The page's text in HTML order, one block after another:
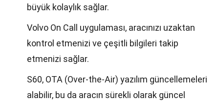
büyük kolaylık sağlar.
Volvo On Call uygulaması, aracınızı uzaktan
kontrol etmenizi ve çeşitli bilgileri takip
etmenizi sağlar.
S60, OTA (Over-the-Air) yazılım güncellemeleri
alabilir, bu da aracın sürekli olarak güncel